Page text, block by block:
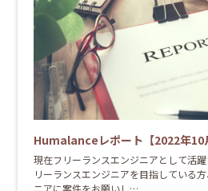
Humalanceレポート【2022年10
現在フリーランスエンジニアとして活
リーランスエンジニアを目指している
ニアに案件をお願いし…